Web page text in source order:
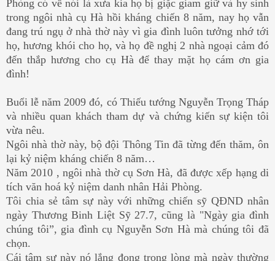
Phòng có về nói là xưa kia họ bị giặc giam giữ và hy sinh
trong ngôi nhà cụ Hà hồi kháng chiến 8 năm, nay họ vẫn
đang trú ngụ ở nhà thờ này vì gia đình luôn tưởng nhớ tới
họ, hương khói cho họ, và họ đề nghị 2 nhà ngoại cảm đó
đến thắp hương cho cụ Hà để thay mặt họ cám ơn gia
đình!
Buổi lễ năm 2009 đó, có Thiếu tướng Nguyễn Trọng Tháp
và nhiều quan khách tham dự và chứng kiến sự kiện tôi
vừa nêu.
Ngôi nhà thờ này, bộ đội Thông Tin đã từng đến thăm, ôn
lại kỷ niệm kháng chiến 8 năm…
Năm 2010 , ngôi nhà thờ cụ Sơn Hà, đã được xếp hạng di
tích văn hoá kỷ niệm danh nhân Hải Phòng.
Tôi chia sẻ tâm sự này với những chiến sỹ QĐND nhân
ngày Thương Binh Liệt Sỹ 27.7, cũng là "Ngày gia đình
chúng tôi”, gia đình cụ Nguyễn Sơn Hà mà chúng tôi đã
chọn.
Cái tâm sự này nó lắng đọng trong lòng mà ngày thường